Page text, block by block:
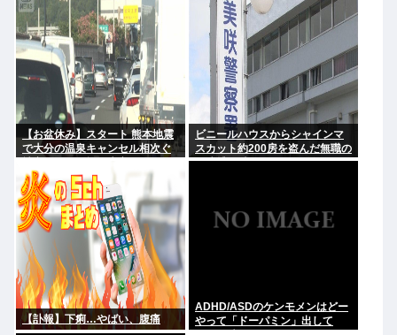
いい。どうか、白黒ハッキリさ
せないで
【お盆休み】スタート 熊本地震
で大分の温泉キャンセル相次ぐ
ビニールハウスからシャインマ
スカット約200房を盗んだ無職の
男逮捕 岡山
【訃報】下痢…やばい、腹痛
ADHD/ASDのケンモメンはどー
やって「ドーパミン」出して